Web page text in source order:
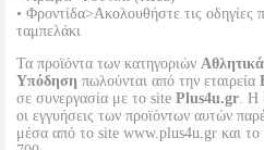
• Φροντίδα>Ακολουθήστε τις οδηγίες
ταμπελάκι
Τα προϊόντα των κατηγοριών
Υπόδηση πωλούνται από την εταιρεία
σε συνεργασία με το site Plus4u.gr. Η
οι εγγυήσεις των προϊόντων αυτών
μέσα από το site www.plus4u.gr και το